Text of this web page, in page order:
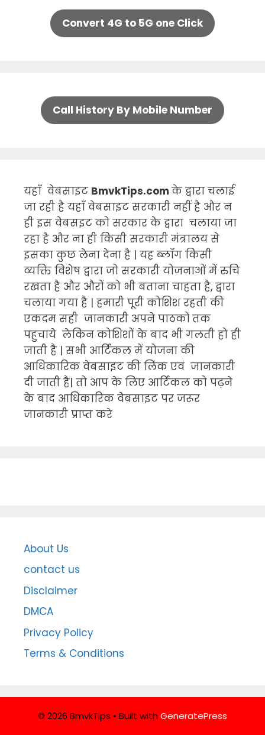
Convert 4G to 5G one Click
Call History By Mobile Number
यहाँ वेबसाइट BmvkTips.com के द्वारा चलाई
जा रही है यहाँ वेबसाइट सरकारी नहीं है और न
ही इस वेबसइट को सरकार के द्वारा चलाया जा
रहा है और ना ही किसी सरकारी मंत्रालय से
इसका कुछ लेना देना है | यह ब्लॉग किसी
व्यक्ति विशेष द्वारा जो सरकारी योजनाओं में रुचि
रखता है और औरों को भी बताना चाहता है, द्वारा
चलाया गया है | हमारी पूरी कोशिश रहती की
एकदम सही जानकारी अपने पाठकों तक
पहुचाये लेकिन कोशिशों के बाद भी गलती हो ही
जाती है | सभी आर्टिकल में योजना की
आधिकारिक वेबसाइट की लिंक एवं जानकारी
दी जाती है| तो आप के लिए आर्टिकल को पढ़ने
के बाद आधिकारिक वेबसाइट पर जरूर
जानकारी प्राप्त करे
About Us
contact us
Disclaimer
DMCA
Privacy Policy
Terms & Conditions
© 2026 BmvkTips • Built withGeneratePress